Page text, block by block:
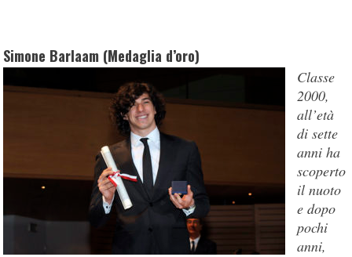
Simone Barlaam (Medaglia d’oro)
Classe
2000,
all’età
di sette
anni ha
scoperto
il nuoto
e dopo
pochi
anni,